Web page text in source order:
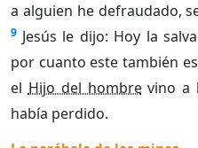
a alguien he defraudado,
9 Jesús le dijo: Hoy la
por cuanto este también
el Hijo del hombrevino a
había perdido.